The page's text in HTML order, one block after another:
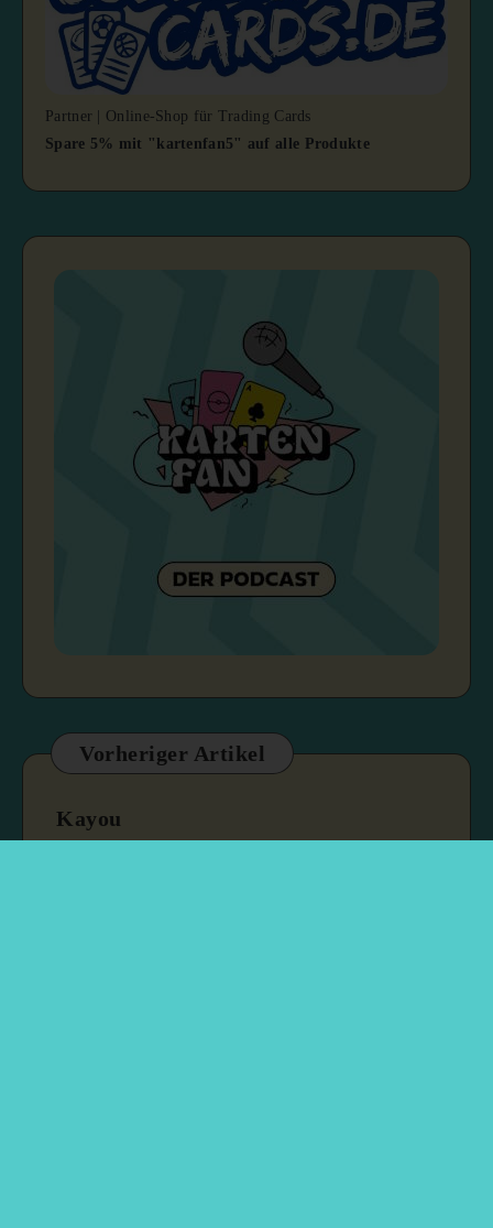
Partner | Online-Shop für Trading Cards
Spare 5% mit "kartenfan5" auf alle Produkte
Vorheriger Artikel
Kayou